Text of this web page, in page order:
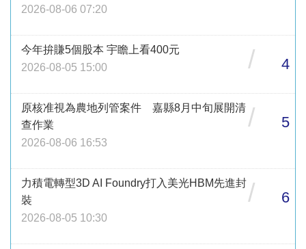
2026-08-06 07:20
今年拚賺5個股本 宇瞻上看400元
2026-08-05 15:00
/ 4
原核准視為農地列管案件 嘉縣8月中旬展開清
查作業
2026-08-06 16:53
/ 5
力積電轉型3D AI Foundry打入美光HBM先進封
裝
2026-08-05 10:30
/ 6